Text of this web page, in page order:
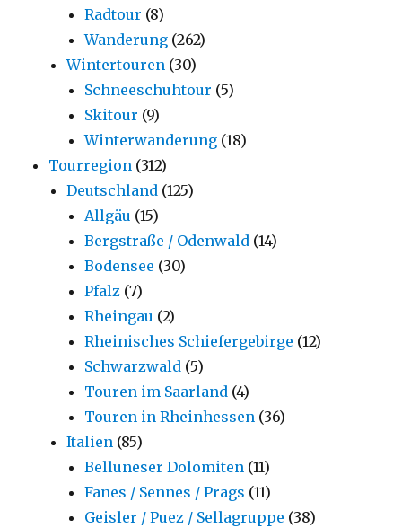
Radtour (8)
Wanderung (262)
Wintertouren (30)
Schneeschuhtour (5)
Skitour (9)
Winterwanderung (18)
Tourregion (312)
Deutschland (125)
Allgäu (15)
Bergstraße / Odenwald (14)
Bodensee (30)
Pfalz (7)
Rheingau (2)
Rheinisches Schiefergebirge (12)
Schwarzwald (5)
Touren im Saarland (4)
Touren in Rheinhessen (36)
Italien (85)
Belluneser Dolomiten (11)
Fanes / Sennes / Prags (11)
Geisler / Puez / Sellagruppe (38)